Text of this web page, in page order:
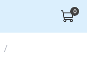
0